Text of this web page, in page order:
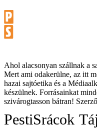
Ahol alacsonyan szállnak a
Mert ami odakerülne, az itt
hazai sajtóetika és a
készülnek. Forrásainkat
szivárogtasson bátran!
PestiSrácok